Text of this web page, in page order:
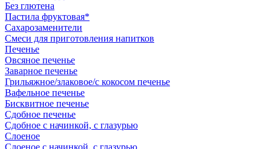
Без глютена
Пастила фруктовая*
Сахарозаменители
Смеси для приготовления напитков
Печенье
Овсяное печенье
Заварное печенье
Грильяжное/злаковое/с кокосом печенье
Вафельное печенье
Бисквитное печенье
Сдобное печенье
Сдобное с начинкой, с глазурью
Слоеное
Слоеное с начинкой, с глазурью